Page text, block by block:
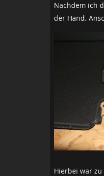
Nachdem ich
der Hand.
Hierbei war